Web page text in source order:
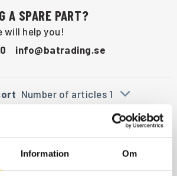
Information Om
A SPARE PART?
will help you!
info@batrading.se
Number of articles 1